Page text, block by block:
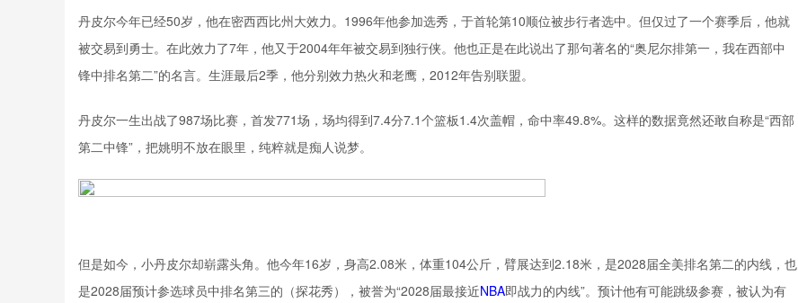
丹皮尔今年已经50岁，他在密西西比州大效力。1996年他参加选秀，于首轮第10顺位被步行者选中。但仅过了一个赛季后，他就
被交易到勇士。在此效力了7年，他又于2004年年被交易到独行侠。他也正是在此说出了那句著名的“奥尼尔排第一，我在西部中
锋中排名第二”的名言。生涯最后2季，他分别效力热火和老鹰，2012年告别联盟。
丹皮尔一生出战了987场比赛，首发771场，场均得到7.4分7.1个篮板1.4次盖帽，命中率49.8%。这样的数据竟然还敢自称是“西部
第二中锋”，把姚明不放在眼里，纯粹就是痴人说梦。
但是如今，小丹皮尔却崭露头角。他今年16岁，身高2.08米，体重104公斤，臂展达到2.18米，是2028届全美排名第二的内线，也
是2028届预计参选球员中排名第三的（探花秀），被誉为“2028届最接近NBA即战力的内线”。预计他有可能跳级参赛，被认为有